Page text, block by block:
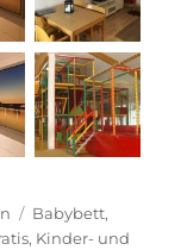
Schlagwörter
Babybett,
, Kinder- und